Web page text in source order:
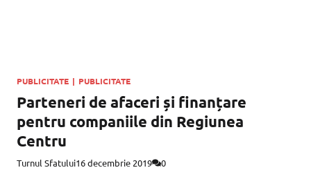
PUBLICITATE | PUBLICITATE
Parteneri de afaceri și finanțare
pentru companiile din Regiunea
Centru
Turnul Sfatului16 decembrie 2019 0